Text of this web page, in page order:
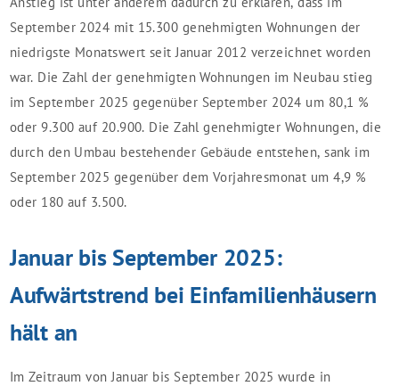
September 2024 mit 15.300 genehmigten Wohnungen der
niedrigste Monatswert seit Januar 2012 verzeichnet worden
war. Die Zahl der genehmigten Wohnungen im Neubau stieg
im September 2025 gegenüber September 2024 um 80,1 %
oder 9.300 auf 20.900. Die Zahl genehmigter Wohnungen, die
durch den Umbau bestehender Gebäude entstehen, sank im
September 2025 gegenüber dem Vorjahresmonat um 4,9 %
oder 180 auf 3.500.
Januar bis September 2025:
Aufwärtstrend bei Einfamilienhäusern
hält an
Im Zeitraum von Januar bis September 2025 wurde in